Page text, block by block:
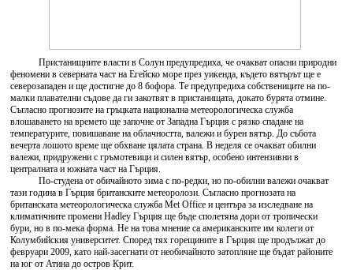
Пристанищните власти в Солун предупредиха, че очакват опасни природни
феномени в северната част на Егейско море през уикенда, където вятърът ще е
северозападен и ще достигне до 8 бофора. Те предупредиха собствениците на по-
малки плавателни съдове да ги закотвят в пристанищата, докато бурята отмине.
Съгласно прогнозите на гръцката национална метеорологическа служба
влошаването на времето ще започне от Западна Гърция с рязко спадане на
температурите, повишаване на облачността, валежи и бурен вятър. До събота
вечерта лошото време ще обхване цялата страна. В неделя се очакват обилни
валежи, придружени с гръмотевици и силен вятър, особено интензивни в
централната и южната част на Гърция.
По-студена от обичайното зима с по-редки, но по-обилни валежи очакват
тази година в Гърция британските метеоролози. Съгласно прогнозата на
британската метеорологическа служба Met Office и центъра за изследване на
климатичните промени Hadley Гърция ще бъде сполетяна дори от тропически
бури, но в по-мека форма. Не на това мнение са американските им колеги от
Колумбийския университет. Според тях горещините в Гърция ще продължат до
февруари 2009, като най-засегнати от необичайното затопляне ще бъдат районите
на юг от Атина до остров Крит.